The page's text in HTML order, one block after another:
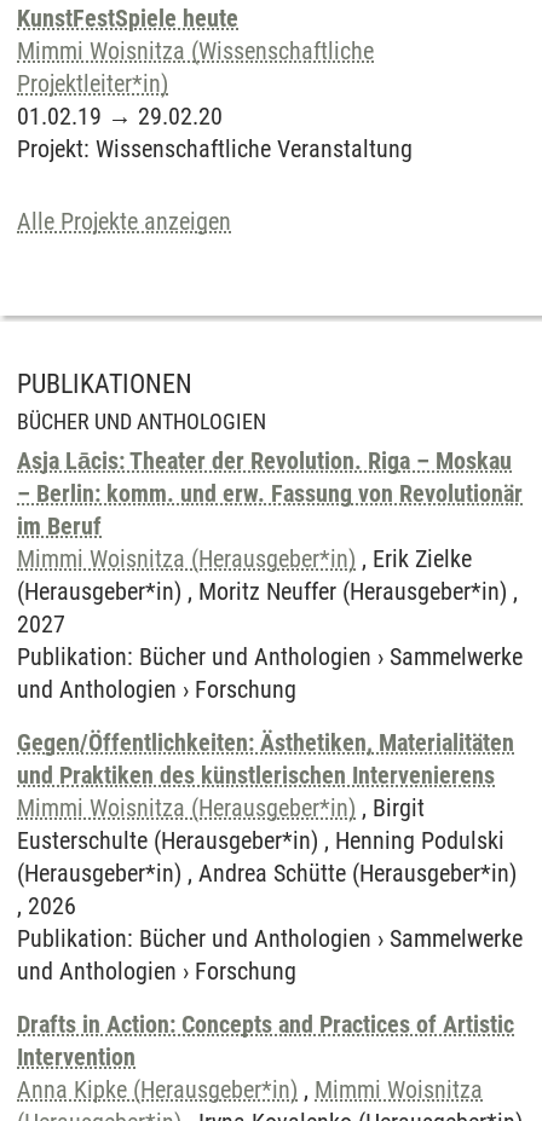
KunstFestSpiele heute
Mimmi Woisnitza (Wissenschaftliche
Projektleiter*in)
01.02.19 → 29.02.20
Projekt: Wissenschaftliche Veranstaltung
Alle Projekte anzeigen
PUBLIKATIONEN
BÜCHER UND ANTHOLOGIEN
Asja Lācis: Theater der Revolution. Riga – Moskau
– Berlin: komm. und erw. Fassung von Revolutionär
im Beruf
Mimmi Woisnitza (Herausgeber*in) , Erik Zielke
(Herausgeber*in) , Moritz Neuffer (Herausgeber*in) ,
2027
Publikation: Bücher und Anthologien › Sammelwerke
und Anthologien › Forschung
Gegen/Öffentlichkeiten: Ästhetiken, Materialitäten
und Praktiken des künstlerischen Intervenierens
Mimmi Woisnitza (Herausgeber*in) , Birgit
Eusterschulte (Herausgeber*in) , Henning Podulski
(Herausgeber*in) , Andrea Schütte (Herausgeber*in)
, 2026
Publikation: Bücher und Anthologien › Sammelwerke
und Anthologien › Forschung
Drafts in Action: Concepts and Practices of Artistic
Intervention
Anna Kipke (Herausgeber*in) , Mimmi Woisnitza